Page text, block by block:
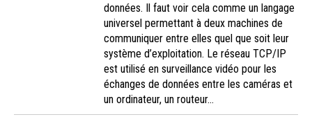
données. Il faut voir cela comme un langage
universel permettant à deux machines de
communiquer entre elles quel que soit leur
système d’exploitation. Le réseau TCP/IP
est utilisé en surveillance vidéo pour les
échanges de données entre les caméras et
un ordinateur, un routeur…